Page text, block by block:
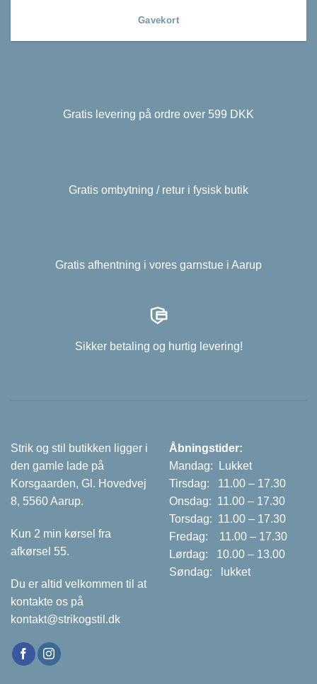
Gavekort
Gratis levering på ordre over 599 DKK
Gratis ombytning / retur i fysisk butik
Gratis afhentning i vores garnstue i Aarup
Sikker betaling og hurtig levering!
Strik og stil butikken ligger i
den gamle lade på
Korsgaarden, Gl. Hovedvej
8, 5560 Aarup.
Kun 2 min kørsel fra
afkørsel 55.
Du er altid velkommen til at
kontakte os på
kontakt@strikogstil.dk
Åbningstider:
Mandag: Lukket
Tirsdag: 11.00 – 17.30
Onsdag: 11.00 – 17.30
Torsdag: 11.00 – 17.30
Fredag: 11.00 – 17.30
Lørdag: 10.00 – 13.00
Søndag: lukket